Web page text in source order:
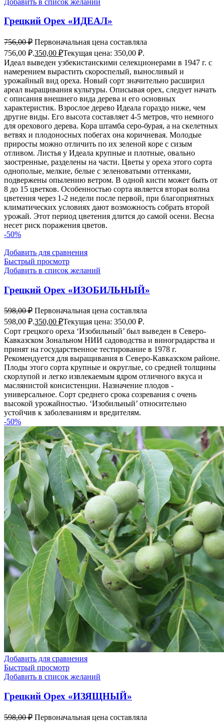
Грецкий Орех «ИДЕАЛ»
756,00₽ Первоначальная цена составляла
756,00 ₽.350,00 ₽Текущая цена: 350,00 ₽.
Идеал выведен узбекистанскими селекционерами в 1947 г. с
намерением вырастить скороспелый, выносливый и
урожайный вид ореха. Новый сорт значительно расширил
ареал выращивания культуры. Описывая орех, следует начать
с описания внешнего вида дерева и его основных
характеристик. Взрослое дерево Идеала гораздо ниже, чем
другие виды. Его высота составляет 4-5 метров, что немного
для орехового дерева. Кора штамба серо-бурая, а на скелетных
ветвях и плодоносных побегах она коричневая. Молодые
приросты можно отличить по их зеленой коре с сизым
отливом. Листья у Идеала крупные и плотные, овально
заостренные, разделены на части. Цветы у ореха этого сорта
однополые, мелкие, белые с зеленоватыми оттенками,
подвержены опылению ветром. В одной кисти может быть от
8 до 15 цветков. Особенностью сорта является вторая волна
цветения через 1-2 недели после первой, при благоприятных
климатических условиях дают возможность собрать второй
урожай. Этот период цветения длится до самой осени. Весна
несет риск поражения цветов.
-50%
Добавить для сравнения
Быстрый просмотр
Добавить в список желаний
Грецкий Орех «ИЗОБИЛЬНЫЙ»
598,00₽ Первоначальная цена составляла
598,00 ₽.350,00 ₽Текущая цена: 350,00 ₽.
Сорт грецкого ореха ‘Изобильный’ был выведен в Северо-
Кавказском Зональном НИИ садоводства и виноградарства и
принят на государственное тестирование в 1978 г.
Рекомендуется для выращивания в Северо-Кавказском районе.
Плоды этого сорта крупные и округлые, со средней толщины
скорлупой и легко извлекаемым ядром отличного вкуса и
маслянистой консистенции. Назначение плодов -
универсальное. Сорт среднего срока созревания с очень
высокой урожайностью. ‘Изобильный’ относительно
устойчив к заболеваниям и вредителям.
-50%
Добавить для сравнения
Быстрый просмотр
Добавить в список желаний
Грецкий Орех «ИЗЯЩНЫЙ»
598,00₽ Первоначальная цена составляла